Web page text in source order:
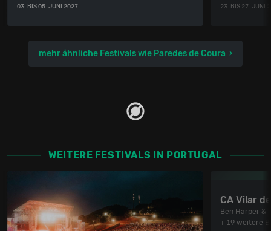
03. BIS 05. JUNI 2027 23. BIS 27. JUNI
mehr ähnliche Festivals wie Paredes de Coura
WEITERE FESTIVALS IN PORTUGAL
CA Vilar
Ben Harper &
+ 19 weitere